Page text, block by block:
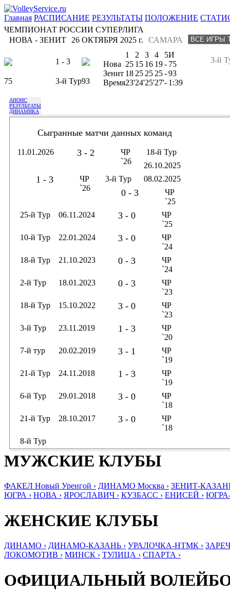
Главная РАСПИСАНИЕ РЕЗУЛЬТАТЫ ПОЛОЖЕНИЕ
ЧЕМПИОНАТ РОССИИ СУПЕРЛИГА
НОВА - ЗЕНИТ
САМАРА
26 ОКТЯБРЯ 2025 г.
1 - 3
75 3-й Тур93
3-й
1 2 3 4 5И
Нова 25 15 16 19- 75
Зенит 18 25 25 25-93
Время23'24'25'27'- 1:39
АНОНС
РЕЗУЛЬТАТЫ
ДИНАМИКА
Сыгранные матчи данных команд
11.01.2026 3 - 2
ЧР
`26
18-й Тур
26.10.2025
1 - 3
ЧР
`26
3-й Тур 08.02.2025
0 - 3
ЧР
`25
25-й Тур
06.11.2024 3 - 0
ЧР
`25
10-й Тур
22.01.2024 3 - 0
ЧР
`24
18-й Тур
21.10.2023 0 - 3
ЧР
`24
2-й Тур
18.01.2023 0 - 3
ЧР
`23
18-й Тур
15.10.2022 3 - 0
ЧР
`23
3-й Тур
23.11.2019 1 - 3
ЧР
`20
7-й тур
20.02.2019 3 - 1
ЧР
`19
21-й Тур
24.11.2018 1 - 3
ЧР
`19
6-й Тур
29.01.2018 3 - 0
ЧР
`18
21-й Тур
28.10.2017 3 - 0
ЧР
`18
8-й Тур
МУЖСКИЕ КЛУБЫ
ФАКЕЛ Новый Уренгой › ДИНАМО Москва › ЗЕНИТ-
ЮГРА › НОВА › ЯРОСЛАВИЧ › КУЗБАСС › ЕНИСЕЙ ›
ЖЕНСКИЕ КЛУБЫ
ДИНАМО › ДИНАМО-КАЗАНЬ › УРАЛОЧКА-НТМК ›
ЛОКОМОТИВ › МИНСК › ТУЛИЦА › СПАРТА ›
ОФИЦИАЛЬНЫЙ